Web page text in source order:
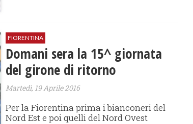
FIORENTINA
Domani sera la 15^ giornata
del girone di ritorno
Martedì, 19 Aprile 2016
Per la Fiorentina prima i bianconeri del
Nord Est e poi quelli del Nord Ovest